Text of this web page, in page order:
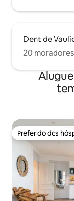
Dent de
20
Preferido dos
Preferido dos